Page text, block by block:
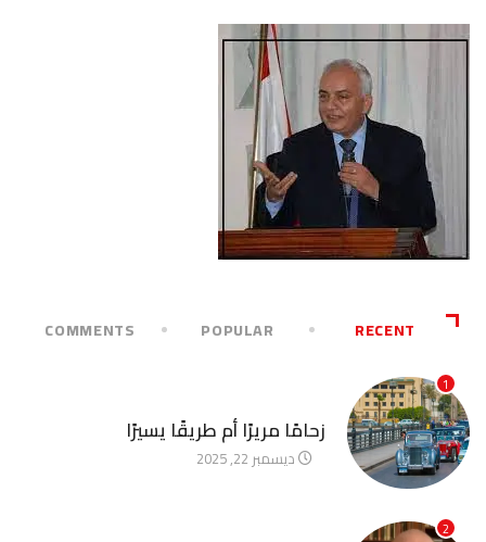
RECENT
POPULAR
COMMENTS
1
زحامًا مريرًا أم طريقًا يسيرًا
ديسمبر 22, 2025
2